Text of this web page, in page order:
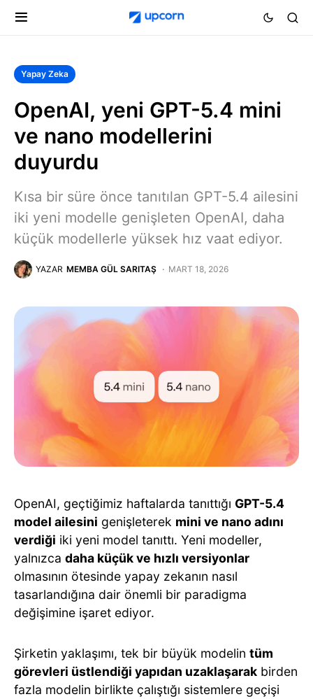
Yapay Zeka
OpenAI, yeni GPT-5.4 mini
ve nano modellerini
duyurdu
Kısa bir süre önce tanıtılan GPT-5.4 ailesini
iki yeni modelle genişleten OpenAI, daha
küçük modellerle yüksek hız vaat ediyor.
YAZAR MEMBA GÜL SARITAŞ MART 18, 2026
OpenAI, geçtiğimiz haftalarda tanıttığı GPT-5.4
model ailesini genişleterek mini ve nano adını
verdiği iki yeni model tanıttı. Yeni modeller,
yalnızca daha küçük ve hızlı versiyonlar
olmasının ötesinde yapay zekanın nasıl
tasarlandığına dair önemli bir paradigma
değişimine işaret ediyor.
Şirketin yaklaşımı, tek bir büyük modelin tüm
görevleri üstlendiği yapıdan uzaklaşarak birden
fazla modelin birlikte çalıştığı sistemlere geçişi